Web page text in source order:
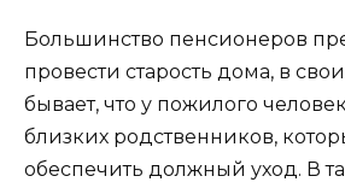
Большинство пенсионеров
провести старость дома, в
бывает, что у пожилого
близких родственников,
обеспечить должный уход. В